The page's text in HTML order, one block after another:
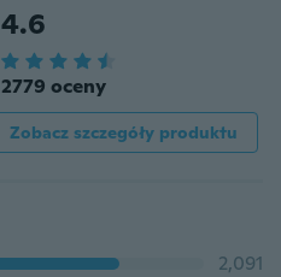
4.6
2779 oceny
Zobacz szczegóły produktu
2,091